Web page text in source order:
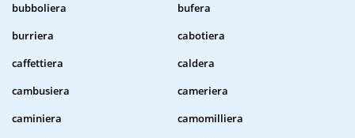
bubboliera
bufera
burriera
cabotiera
caffettiera
caldera
cambusiera
cameriera
caminiera
camomilliera